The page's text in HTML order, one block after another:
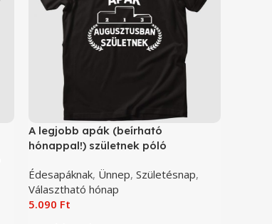
A legjobb apák (beírható
hónappal!) születnek póló
Édesapáknak, Ünnep, Születésnap,
Választható hónap
5.090 Ft